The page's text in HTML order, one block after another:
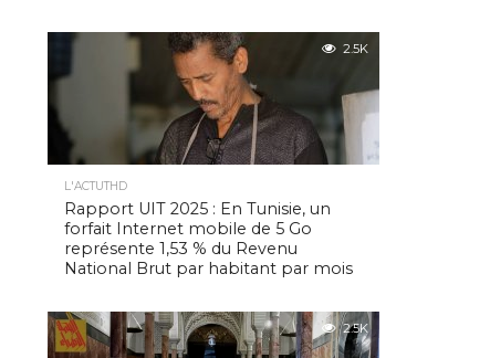
2.5K
L'ACTUTHD
Rapport UIT 2025 : En Tunisie, un
forfait Internet mobile de 5 Go
représente 1,53 % du Revenu
National Brut par habitant par mois
2.5K